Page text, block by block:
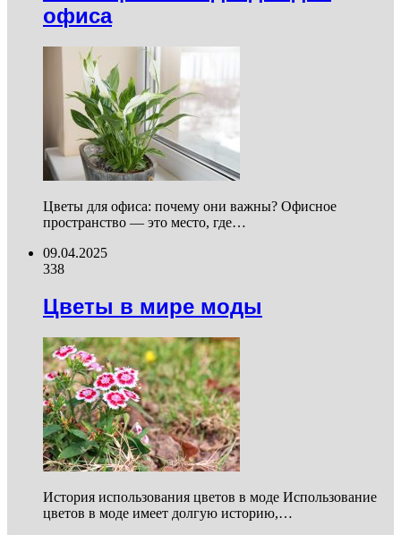
офиса
Цветы для офиса: почему они важны? Офисное
пространство — это место, где…
09.04.2025
338
Цветы в мире моды
История использования цветов в моде Использование
цветов в моде имеет долгую историю,…